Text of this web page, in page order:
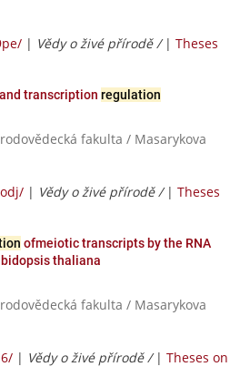
| Vědy o živé přírodě / | Theses
transcription regulation
fakulta / Masarykova
| Vědy o živé přírodě / | Theses
ofmeiotic transcripts by the RNA
thaliana
fakulta / Masarykova
| Vědy o živé přírodě / | Theses on